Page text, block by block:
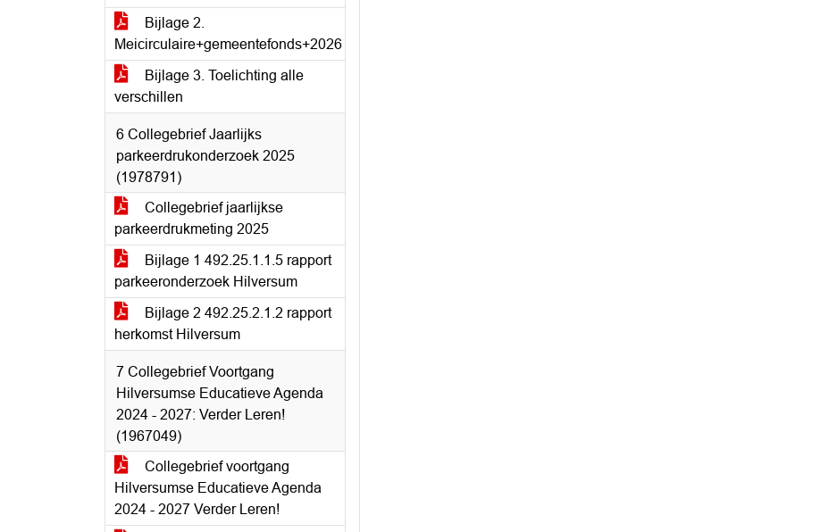
Bijlage 2.
Meicirculaire+gemeentefonds+2026
Bijlage 3. Toelichting alle
verschillen
6 Collegebrief Jaarlijks
parkeerdrukonderzoek 2025
(1978791)
Collegebrief jaarlijkse
parkeerdrukmeting 2025
Bijlage 1 492.25.1.1.5 rapport
parkeeronderzoek Hilversum
Bijlage 2 492.25.2.1.2 rapport
herkomst Hilversum
7 Collegebrief Voortgang
Hilversumse Educatieve Agenda
2024 - 2027: Verder Leren!
(1967049)
Collegebrief voortgang
Hilversumse Educatieve Agenda
2024 - 2027 Verder Leren!